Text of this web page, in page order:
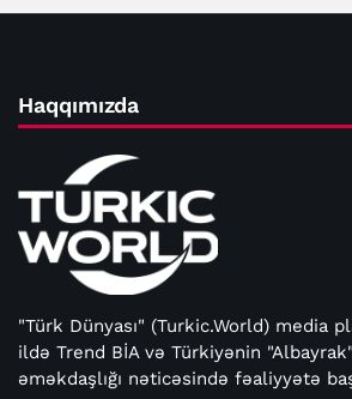
Haqqımızda
"Türk Dünyası" (Turkic.World) media
ildə Trend BİA və Türkiyənin
əməkdaşlığı nəticəsində fəaliyyətə